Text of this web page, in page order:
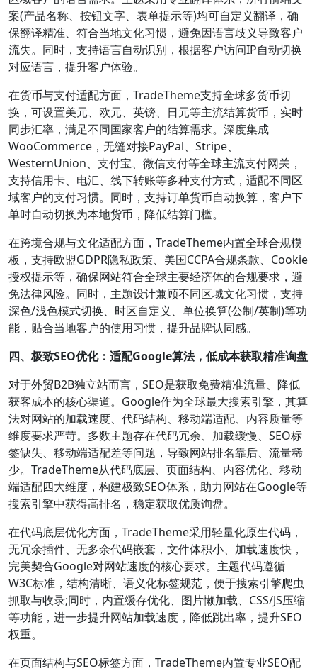
案(产品名称、按钮文字、表单提示等)均可自定义翻译，确
保翻译精准、符合当地文化习惯，避免因语言歧义导致客户
流失。同时，支持语言自动识别，根据客户访问IP自动切换
对应语言，提升客户体验。
在货币与支付适配方面，TradeTheme支持全球多货币切
换，可设置美元、欧元、英镑、日元等主流结算货币，实时
同步汇率，满足不同国家客户的结算需求。深度集成
WooCommerce，无缝对接PayPal、Stripe、
WesternUnion、支付宝、微信支付等全球主流支付网关，
支持信用卡、电汇、线下转账等多种支付方式，适配不同区
域客户的支付习惯。同时，支持订单货币自动换算，客户下
单时自动切换为本地货币，降低结算门槛。
在跨境合规与文化适配方面，TradeTheme内置全球合规模
板，支持欧盟GDPR隐私政策、美国CCPA合规条款、Cookie
授权提示等，确保网站符合全球主要经济体的合规要求，避
免法律风险。同时，主题设计兼顾不同区域文化习惯，支持
深色/浅色模式切换、时区自定义、单位换算(公制/英制)等功
能，贴合当地客户的使用习惯，提升品牌认同感。
四、极致SEO优化：适配Google算法，低成本获取精准询盘
对于外贸B2B独立站而言，SEO是获取免费精准流量、降低
获客成本的核心渠道。Google作为全球最大搜索引擎，其算
法对网站的加载速度、代码结构、移动端适配、内容质量等
维度要求严苛。多数主题存在代码冗余、加载缓慢、SEO标
签缺失、移动端适配差等问题，导致网站排名靠后、流量稀
少。TradeTheme从代码底层、页面结构、内容优化、移动
端适配四大维度，构建极致SEO体系，助力网站在Google等
搜索引擎中获得高排名，稳定获取优质询盘。
在代码底层优化方面，TradeTheme采用轻量化原生代码，
无冗余插件、无多余代码嵌套，文件体积小、加载速度快，
完美契合Google对网站速度的核心要求。主题代码遵循
W3C标准，结构清晰、语义化标签规范，便于搜索引擎爬虫
抓取与收录;同时，内置缓存优化、图片懒加载、CSS/JS压缩
等功能，进一步提升网站加载速度，降低跳出率，提升SEO
权重。
在页面结构与SEO标签方面，TradeTheme内置专业SEO配